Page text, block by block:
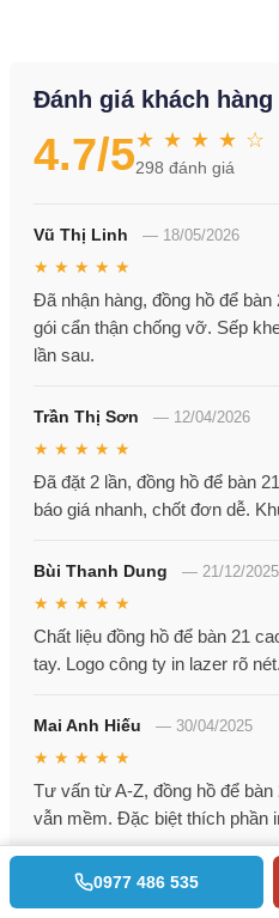
Đánh giá khách hàng
4.7/5★ ★ ★ ★ ☆
298 đánh giá
Vũ Thị Linh — 18/05/2026
★ ★ ★ ★ ★
Đã nhận hàng, đồng hồ để
gói cẩn thận chống vỡ. Sếp
lần sau.
Trần Thị Sơn — 12/04/2026
★ ★ ★ ★ ★
Đã đặt 2 lần, đồng hồ để bàn
báo giá nhanh, chốt đơn dễ.
Bùi Thanh Dung — 21/12/2025
★ ★ ★ ★ ★
Chất liệu đồng hồ để bàn 21
tay. Logo công ty in lazer rõ
Mai Anh Hiếu — 30/04/2025
★ ★ ★ ★ ★
Tư vấn từ A-Z, đồng hồ để bàn
vẫn mềm. Đặc biệt thích phần
Trịnh Văn Nam —17/03/2025
★ ★ ★ ★ ★
0977 486 535